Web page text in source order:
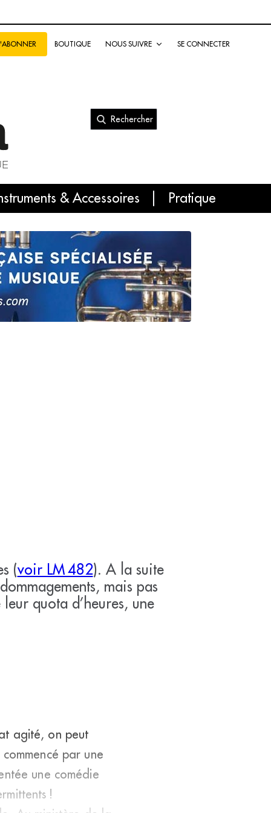
BOUTIQUE NOUS SUIVRE SE CONNECTER
Rechercher
& Accessoires Pratique
(voir LM 482). A la suite
mais pas
quota d’heures, une
agité, on peut
par une
une comédie
!